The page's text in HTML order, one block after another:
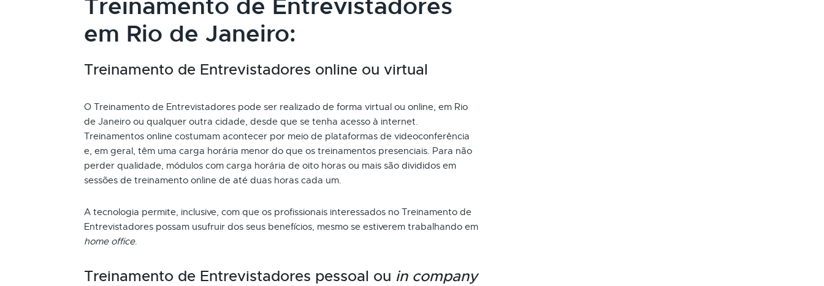
Treinamento de Entrevistadores
em Rio de Janeiro:
Treinamento de Entrevistadores online ou virtual
O Treinamento de Entrevistadores pode ser realizado de forma virtual ou online, em Rio
de Janeiro ou qualquer outra cidade, desde que se tenha acesso à internet.
Treinamentos online costumam acontecer por meio de plataformas de videoconferência
e, em geral, têm uma carga horária menor do que os treinamentos presenciais. Para não
perder qualidade, módulos com carga horária de oito horas ou mais são divididos em
sessões de treinamento online de até duas horas cada um.
A tecnologia permite, inclusive, com que os profissionais interessados no Treinamento de
Entrevistadores possam usufruir dos seus benefícios, mesmo se estiverem trabalhando em
home office.
Treinamento de Entrevistadores pessoal ou in company